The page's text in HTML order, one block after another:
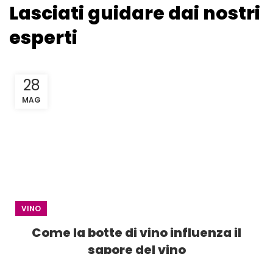
Lasciati guidare dai nostri
esperti
28
MAG
VINO
Come la botte di vino influenza il
sapore del vino